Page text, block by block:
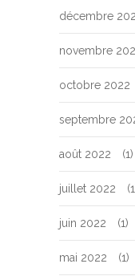
décembre
novembre
octobre 2022
septembre
août 2022 (1)
juillet 2022
juin 2022 (1)
mai 2022 (1)